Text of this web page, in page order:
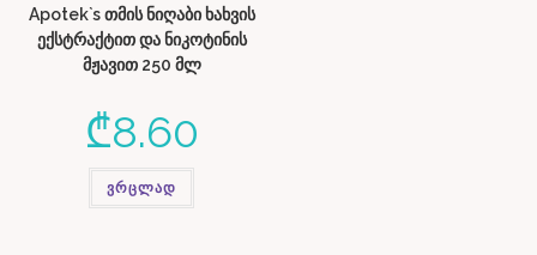
Apotek`s თმის ნიღაბი ხახვის
ექსტრაქტით და ნიკოტინის
მჟავით 250 მლ
₾8.60
ვრცლად